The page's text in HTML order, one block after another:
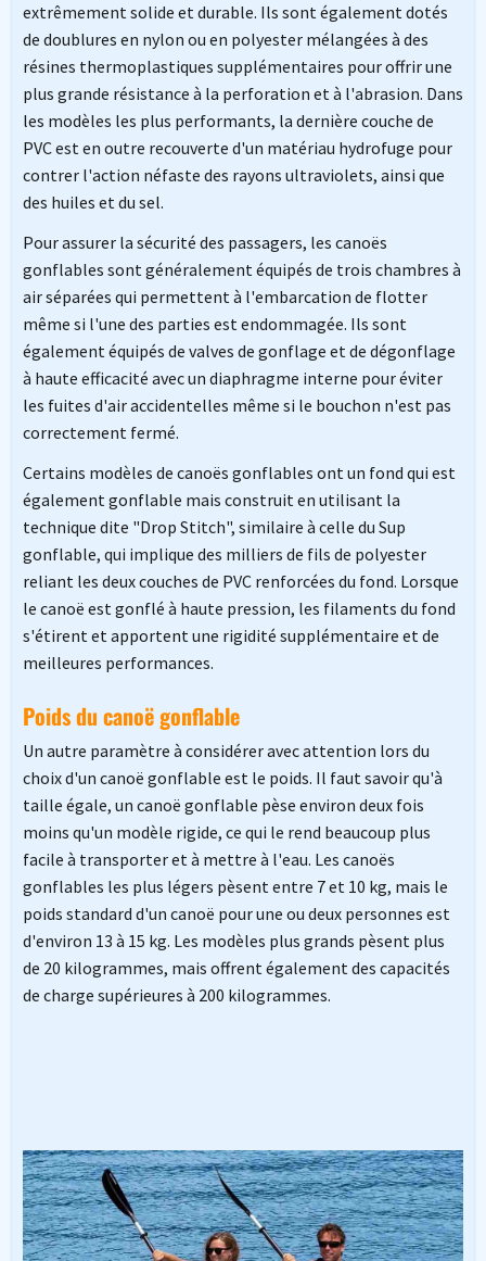
extrêmement solide et durable. Ils sont également dotés
de doublures en nylon ou en polyester mélangées à des
résines thermoplastiques supplémentaires pour offrir une
plus grande résistance à la perforation et à l'abrasion. Dans
les modèles les plus performants, la dernière couche de
PVC est en outre recouverte d'un matériau hydrofuge pour
contrer l'action néfaste des rayons ultraviolets, ainsi que
des huiles et du sel.
Pour assurer la sécurité des passagers, les canoës
gonflables sont généralement équipés de trois chambres à
air séparées qui permettent à l'embarcation de flotter
même si l'une des parties est endommagée. Ils sont
également équipés de valves de gonflage et de dégonflage
à haute efficacité avec un diaphragme interne pour éviter
les fuites d'air accidentelles même si le bouchon n'est pas
correctement fermé.
Certains modèles de canoës gonflables ont un fond qui est
également gonflable mais construit en utilisant la
technique dite "Drop Stitch", similaire à celle du Sup
gonflable, qui implique des milliers de fils de polyester
reliant les deux couches de PVC renforcées du fond. Lorsque
le canoë est gonflé à haute pression, les filaments du fond
s'étirent et apportent une rigidité supplémentaire et de
meilleures performances.
Poids du canoë gonflable
Un autre paramètre à considérer avec attention lors du
choix d'un canoë gonflable est le poids. Il faut savoir qu'à
taille égale, un canoë gonflable pèse environ deux fois
moins qu'un modèle rigide, ce qui le rend beaucoup plus
facile à transporter et à mettre à l'eau. Les canoës
gonflables les plus légers pèsent entre 7 et 10 kg, mais le
poids standard d'un canoë pour une ou deux personnes est
d'environ 13 à 15 kg. Les modèles plus grands pèsent plus
de 20 kilogrammes, mais offrent également des capacités
de charge supérieures à 200 kilogrammes.